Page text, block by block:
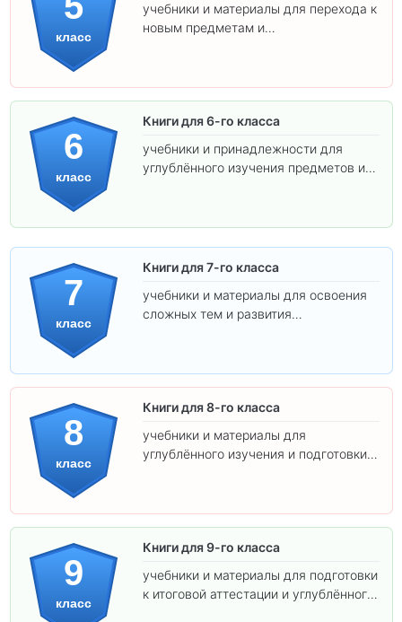
класс
учебники и материалы для перехода к
новым предметам и
6
класс
Книги для 6-го класса
учебники и принадлежности для
углублённого изучения предметов и
7
класс
Книги для 7-го класса
учебники и материалы для освоения
сложных тем и развития
8
класс
Книги для 8-го класса
учебники и материалы для
углублённого изучения и подготовки к
9
класс
Книги для 9-го класса
учебники и материалы для подготовки
к итоговой аттестации и углублённого